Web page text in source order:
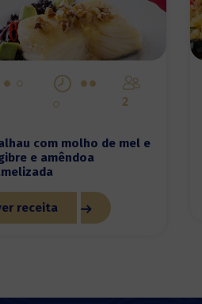
2
com molho de mel e
e amêndoa
receita